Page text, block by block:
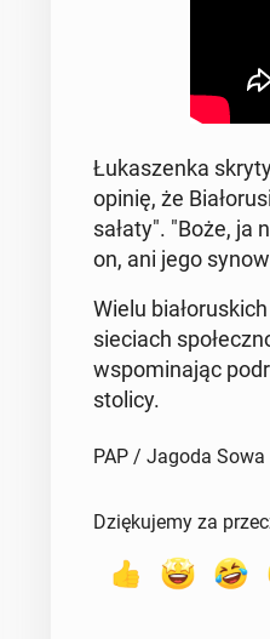
Łu­ka­szen­ka
opinię, że
sałaty". "Boże, ja
on, ani jego
Wielu
sie­ciach
wspo­mi­na­jąc
stolicy.
PAP / Jagoda Sowa
Dziękujemy za